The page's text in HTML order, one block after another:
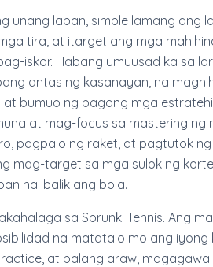
unang laban, simple lamang ang
tira, at itarget ang mga
iskor. Habang umuusad ka sa
antas ng kasanayan, na
bumuo ng bagong mga
at mag-focus sa mastering
pagpalo ng raket, at pagtutok
mag-target sa mga sulok ng
na ibalik ang bola.
sa Sprunki Tennis. Ang
na matatalo mo ang iyong
at balang araw,